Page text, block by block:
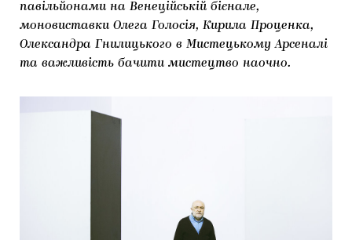
павільйонами на Венеційській бієнале,
моновиставки Олега Голосія, Кирила Проценка,
Олександра Гнилицького в Мистецькому Арсеналі
та важливість бачити мистецтво наочно.